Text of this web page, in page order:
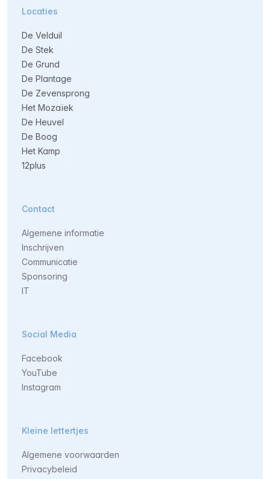
Locaties
De Velduil
De Stek
De Grund
De Plantage
De Zevensprong
Het Mozaïek
De Heuvel
De Boog
Het Kamp
12plus
Contact
Algemene informatie
Inschrijven
Communicatie
Sponsoring
IT
Social Media
Facebook
YouTube
Instagram
Kleine lettertjes
Algemene voorwaarden
Privacybeleid